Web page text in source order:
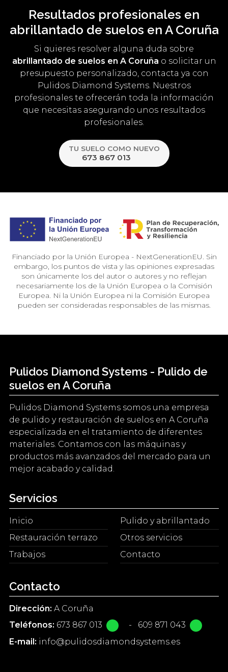
Resultados profesionales en
abrillantado de suelos en A Coruña
Si quieres resolver alguna duda sobre
abrillantado de suelos en A Coruña o solicitar un
presupuesto personalizado, contacta ya con
Pulidos Diamond Systems. Nuestros
profesionales te ofrecerán toda la información
que necesitas asegurando unos resultados
profesionales.
TU SUELO COMO NUEVO
673 867 013
Financiado por la Unión Europea - NextGenerationEU. Sin
embargo, los puntos de vista y las opiniones expresadas
son únicamente los del autor o autores y no reflejan
necesariamente los de la Unión Europea o la Comisión
Europea. Ni la Unión Europea ni la Comisión Europea
pueden ser consideradas responsables de las mismas.
Pulidos Diamond Systems - Pulido de
suelos en A Coruña
Pulidos Diamond Systems somos una empresa
de pulido y restauración de suelos en A Coruña
especializada en el tratamiento de diferentes
materiales. Contamos con las máquinas y
productos más avanzados del mercado para un
mejor acabado y calidad.
Servicios
Inicio
Pulido y abrillantado
Restauración terrazo
Otros servicios
Trabajos
Contacto
Contacto
Dirección: A Coruña
Teléfonos: 673 867 013 -
609 871 043
E-mail: info@pulidosdiamondsystems.es